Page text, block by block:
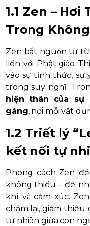
1.1 Zen – Hơi
Trong
Zen bắt nguồn từ từ
liền với Phật giáo
vào sự tỉnh thức, sự
trong suy nghĩ.
hiện thân của sự
gàng, nơi mỗi vật
1.2 Triết lý
kết nối tự
Phong cách Zen
không thiếu – để
khí và cảm xúc.
chậm lại, giảm thiểu
tự nhiên giữa con